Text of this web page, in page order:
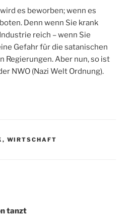
es beworben; wenn es
Denn wenn Sie krank
reich – wenn Sie
Gefahr für die satanischen
Regierungen. Aber nun, so ist
NWO (Nazi Welt Ordnung).
, WIRTSCHAFT
tanzt